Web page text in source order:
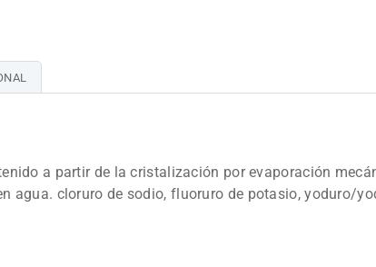
a partir de la cristalización por evaporación
agua. cloruro de sodio, fluoruro de potasio, yoduro/